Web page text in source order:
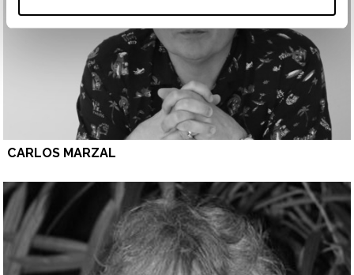
CARLOS MARZAL